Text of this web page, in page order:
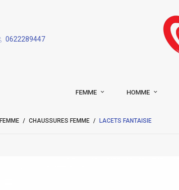
0622289447
FEMME HOMME
FEMME CHAUSSURES FEMME LACETS FANTAISIE